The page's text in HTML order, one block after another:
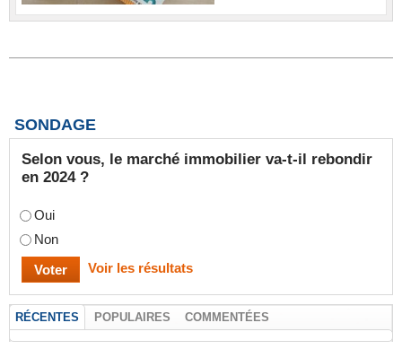
SONDAGE
Selon vous, le marché immobilier va-t-il rebondir
en 2024 ?
Oui
Non
Voir les résultats
RÉCENTES POPULAIRES COMMENTÉES